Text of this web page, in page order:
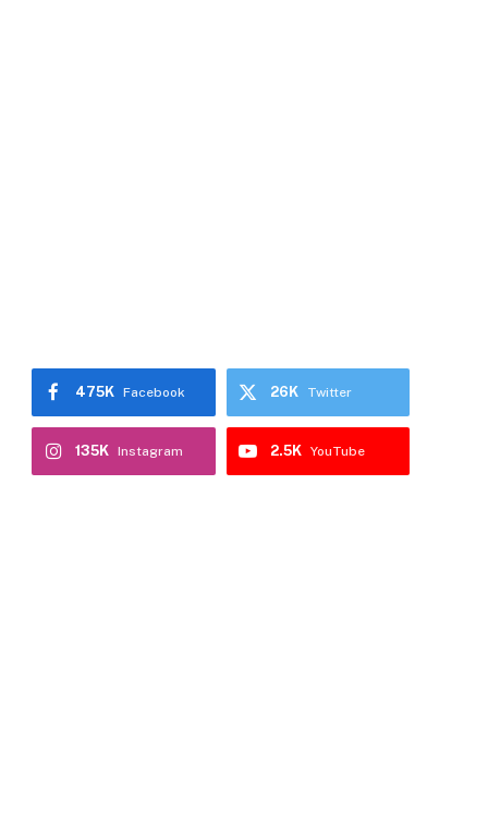
Facebook
475K Twitter
26K
Instagram
135K YouTube
2.5K